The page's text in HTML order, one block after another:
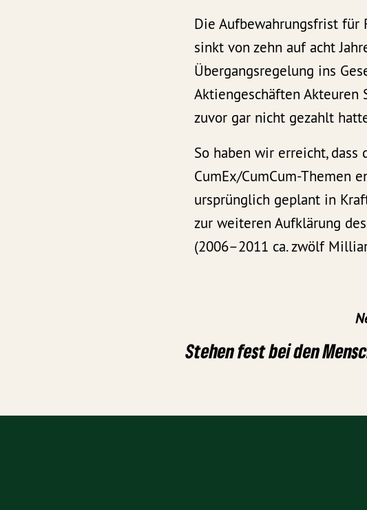
Die Aufbewahrungsfrist für
sinkt von zehn auf acht
Übergangsregelung ins
Aktiengeschäften
zuvor gar nicht gezahlt
So haben wir erreicht,
CumEx/CumCum-Themen
ursprünglich geplant in
zur weiteren Aufklärung
(2006–2011 ca. zwölf
Stehen fest bei den